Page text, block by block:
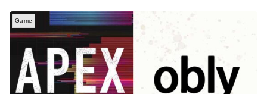
Game